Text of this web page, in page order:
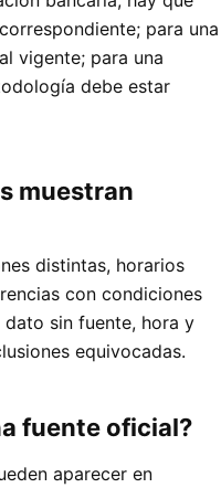
para una
vigente; para una
debe estar
muestran
distintas, horarios
con condiciones
sin fuente, hora y
equivocadas.
fuente oficial?
aparecer en